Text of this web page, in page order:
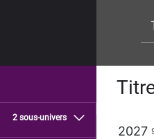
2 sous-univers
2027